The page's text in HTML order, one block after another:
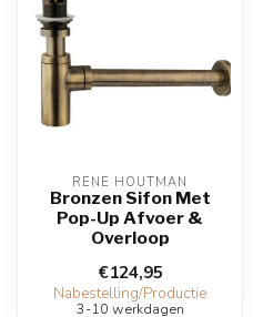
RENE HOUTMAN
Bronzen Sifon Met
Pop-Up Afvoer &
Overloop
€124,95
Nabestelling/Productie
3-10 werkdagen